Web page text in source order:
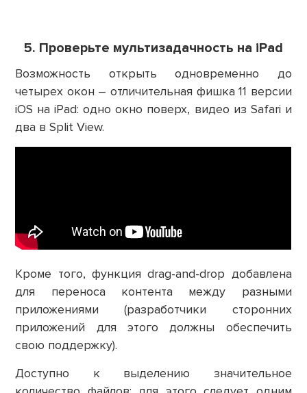
5. Проверьте мультизадачность на iPad
Возможность открыть одновременно до
четырех окон – отличительная фишка 11 версии
iOS на iPad: одно окно поверх, видео из Safari и
два в Split View.
Кроме того, функция drag-and-drop добавлена
для переноса контента между разными
приложениями (разработчики сторонних
приложений для этого должны обеспечить
свою поддержку).
Доступно к выделению значительное